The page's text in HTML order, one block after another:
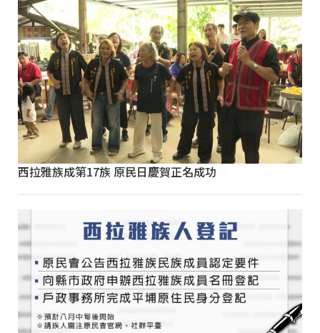
西拉雅族成第17族 原民日慶賀正名成功